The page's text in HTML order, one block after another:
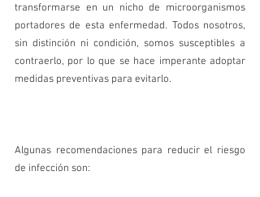
transformarse en un nicho de microorganismos
portadores de esta enfermedad. Todos nosotros,
sin distinción ni condición, somos susceptibles a
contraerlo, por lo que se hace imperante adoptar
medidas preventivas para evitarlo.
Algunas recomendaciones para reducir el riesgo
de infección son: